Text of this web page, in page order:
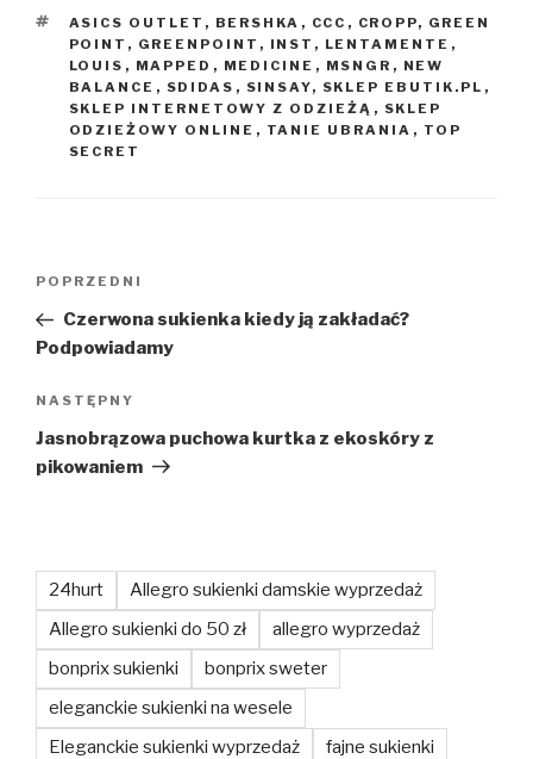
TAGI
ASICS OUTLET , BERSHKA , CCC , CROPP, GREEN
POINT , GREENPOINT , INST , LENTAMENTE ,
LOUIS , MAPPED , MEDICINE , MSNGR , NEW
BALANCE , SDIDAS , SINSAY, SKLEP EBUTIK.PL ,
SKLEP INTERNETOWY Z ODZIEŻĄ , SKLEP
ODZIEŻOWY ONLINE , TANIE UBRANIA , TOP
SECRET
Poprzedni
wpis
POPRZEDNI
Czerwona sukienka kiedy ją zakładać?
Podpowiadamy
Następny
wpis
NASTĘPNY
Jasnobrązowa puchowa kurtka z ekoskóry z
pikowaniem
24hurt
Allegro sukienki damskie wyprzedaż
Allegro sukienki do 50 zł
allegro wyprzedaż
bonprix sukienki
bonprix sweter
eleganckie sukienki na wesele
Eleganckie sukienki wyprzedaż
fajne sukienki